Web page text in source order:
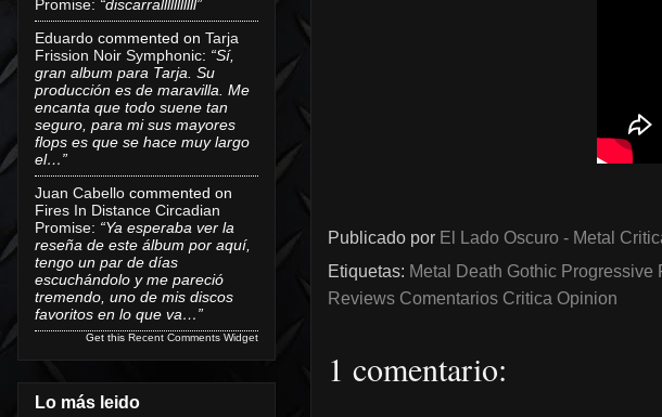
Publicado por El Lado Oscuro - Metal
Etiquetas: Metal Death Gothic
Reviews Comentarios Critica Opinion
1 comentario:
Promise: “discarralllllllllll”
Eduardo commented on Tarja
Frission Noir Symphonic: “Sí,
gran album para Tarja. Su
producción es de maravilla. Me
encanta que todo suene tan
seguro, para mi sus mayores
flops es que se hace muy largo
el…”
Juan Cabello commented on
Fires In Distance Circadian
Promise: “Ya esperaba ver la
reseña de este álbum por aquí,
tengo un par de días
escuchándolo y me pareció
tremendo, uno de mis discos
favoritos en lo que va…”
Get this Recent Comments Widget
Lo más leido